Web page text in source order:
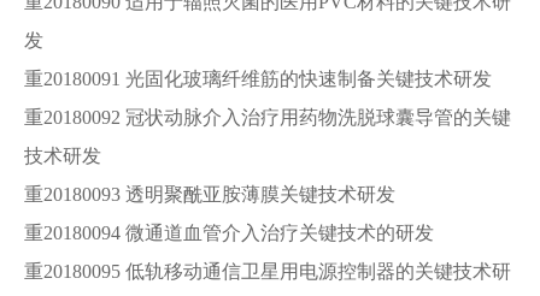
发
重20180091 光固化玻璃纤维筋的快速制备关键技术研发
重20180092 冠状动脉介入治疗用药物洗脱球囊导管的关键
技术研发
重20180093 透明聚酰亚胺薄膜关键技术研发
重20180094 微通道血管介入治疗关键技术的研发
重20180095 低轨移动通信卫星用电源控制器的关键技术研